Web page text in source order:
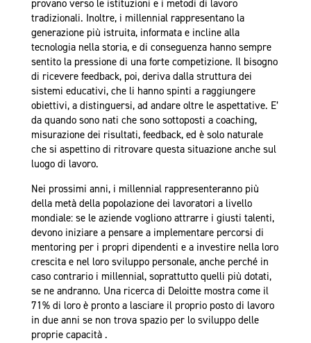
provano verso le istituzioni e i metodi di lavoro
tradizionali. Inoltre, i millennial rappresentano la
generazione più istruita, informata e incline alla
tecnologia nella storia, e di conseguenza hanno sempre
sentito la pressione di una forte competizione. Il bisogno
di ricevere feedback, poi, deriva dalla struttura dei
sistemi educativi, che li hanno spinti a raggiungere
obiettivi, a distinguersi, ad andare oltre le aspettative. E’
da quando sono nati che sono sottoposti a coaching,
misurazione dei risultati, feedback, ed è solo naturale
che si aspettino di ritrovare questa situazione anche sul
luogo di lavoro.
Nei prossimi anni, i millennial rappresenteranno più
della metà della popolazione dei lavoratori a livello
mondiale: se le aziende vogliono attrarre i giusti talenti,
devono iniziare a pensare a implementare percorsi di
mentoring per i propri dipendenti e a investire nella loro
crescita e nel loro sviluppo personale, anche perché in
caso contrario i millennial, soprattutto quelli più dotati,
se ne andranno. Una ricerca di Deloitte mostra come il
71% di loro è pronto a lasciare il proprio posto di lavoro
in due anni se non trova spazio per lo sviluppo delle
proprie capacità .